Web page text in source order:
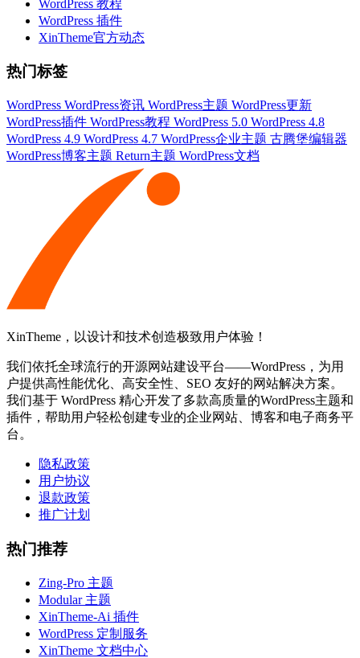
WordPress 教程
WordPress 插件
XinTheme官方动态
热门标签
WordPress WordPress资讯 WordPress主题 WordPress更新
WordPress插件 WordPress教程 WordPress 5.0 WordPress 4.8
WordPress 4.9 WordPress 4.7 WordPress企业主题 古腾堡编辑器
WordPress博客主题 Return主题 WordPress文档
XinTheme，以设计和技术创造极致用户体验！
我们依托全球流行的开源网站建设平台——WordPress，为用
户提供高性能优化、高安全性、SEO 友好的网站解决方案。
我们基于 WordPress 精心开发了多款高质量的WordPress主题和
插件，帮助用户轻松创建专业的企业网站、博客和电子商务平
台。
隐私政策
用户协议
退款政策
推广计划
热门推荐
Zing-Pro 主题
Modular 主题
XinTheme-Ai 插件
WordPress 定制服务
XinTheme 文档中心